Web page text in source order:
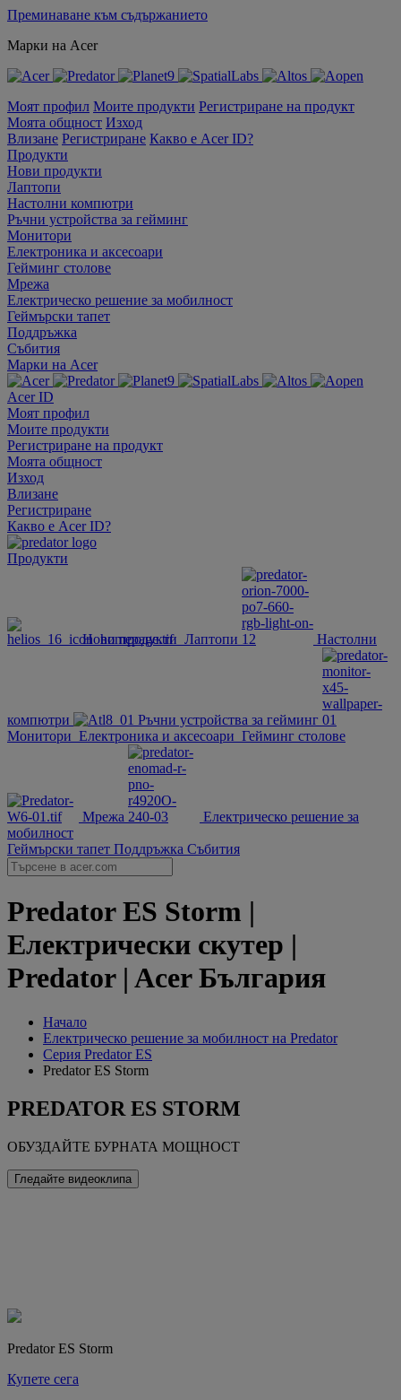
Преминаване към съдържанието
Марки на Acer
Моят профил Моите продукти Регистриране на продукт
Моята общност Изход
Влизане Регистриране Какво е Acer ID?
Продукти
Нови продукти
Лаптопи
Настолни компютри
Ръчни устройства за гейминг
Монитори
Електроника и аксесоари
Гейминг столове
Мрежа
Електрическо решение за мобилност
Геймърски тапет
Поддръжка
Събития
Марки на Acer
Acer ID
Моят профил
Моите продукти
Регистриране на продукт
Моята общност
Изход
Влизане
Регистриране
Какво е Acer ID?
Продукти
Нови продукти Лаптопи Настолни
компютри
Ръчни устройства за гейминг
Монитори Електроника и аксесоари Гейминг столове
Мрежа
Електрическо решение за
мобилност
Геймърски тапет Поддръжка Събития
Predator ES Storm |
Електрически скутер |
Predator | Acer България
Начало
‌Електрическо решение за мобилност на Predator
Серия Predator ES
Predator ES Storm
PREDATOR ES STORM
ОБУЗДАЙТЕ БУРНАТА МОЩНОСТ
Гледайте видеоклипа
Predator ES Storm
Купете сега